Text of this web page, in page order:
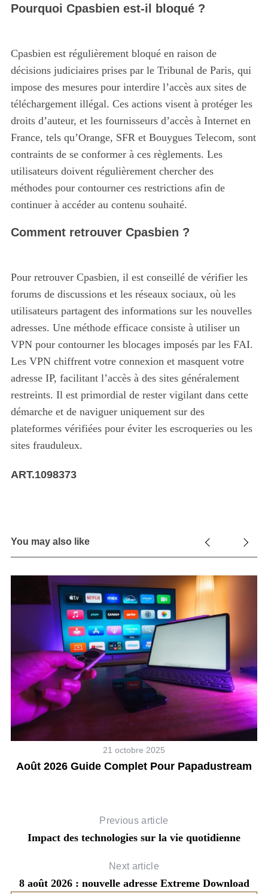
Pourquoi Cpasbien est-il bloqué ?
Cpasbien est régulièrement bloqué en raison de
décisions judiciaires prises par le Tribunal de Paris, qui
impose des mesures pour interdire l’accès aux sites de
téléchargement illégal. Ces actions visent à protéger les
droits d’auteur, et les fournisseurs d’accès à Internet en
France, tels qu’Orange, SFR et Bouygues Telecom, sont
contraints de se conformer à ces règlements. Les
utilisateurs doivent régulièrement chercher des
méthodes pour contourner ces restrictions afin de
continuer à accéder au contenu souhaité.
Comment retrouver Cpasbien ?
Pour retrouver Cpasbien, il est conseillé de vérifier les
forums de discussions et les réseaux sociaux, où les
utilisateurs partagent des informations sur les nouvelles
adresses. Une méthode efficace consiste à utiliser un
VPN pour contourner les blocages imposés par les FAI.
Les VPN chiffrent votre connexion et masquent votre
adresse IP, facilitant l’accès à des sites généralement
restreints. Il est primordial de rester vigilant dans cette
démarche et de naviguer uniquement sur des
plateformes vérifiées pour éviter les escroqueries ou les
sites frauduleux.
ART.1098373
You may also like
21 octobre 2025
Août 2026 Guide Complet Pour Papadustream
Previous article
Impact des technologies sur la vie quotidienne
Next article
8 août 2026 : nouvelle adresse Extreme Download